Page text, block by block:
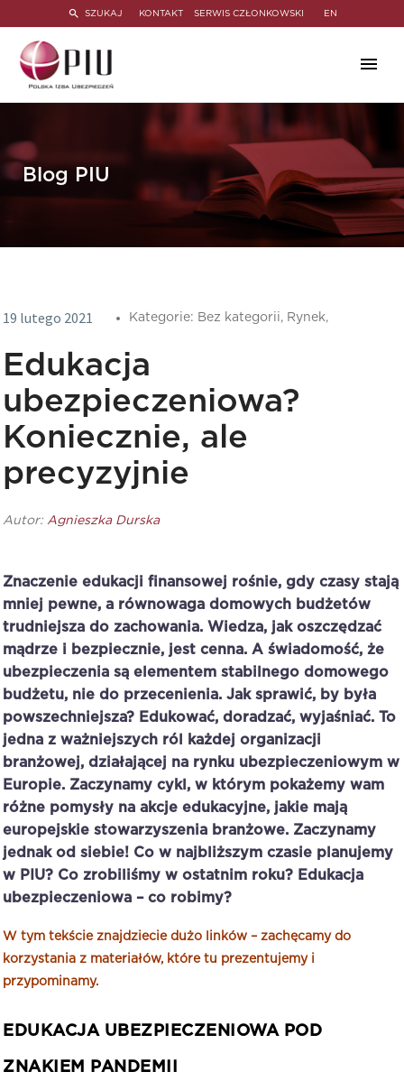
SZUKAJ KONTAKT SERWIS CZŁONKOWSKI EN
Blog PIU
19 lutego 2021 Kategorie: Bez kategorii, Rynek,
Edukacja
ubezpieczeniowa?
Koniecznie, ale
precyzyjnie
Autor: Agnieszka Durska
Znaczenie edukacji finansowej rośnie, gdy czasy stają
mniej pewne, a równowaga domowych budżetów
trudniejsza do zachowania. Wiedza, jak oszczędzać
mądrze i bezpiecznie, jest cenna. A świadomość, że
ubezpieczenia są elementem stabilnego domowego
budżetu, nie do przecenienia. Jak sprawić, by była
powszechniejsza? Edukować, doradzać, wyjaśniać. To
jedna z ważniejszych ról każdej organizacji
branżowej, działającej na rynku ubezpieczeniowym w
Europie. Zaczynamy cykl, w którym pokażemy wam
różne pomysły na akcje edukacyjne, jakie mają
europejskie stowarzyszenia branżowe. Zaczynamy
jednak od siebie! Co w najbliższym czasie planujemy
w PIU? Co zrobiliśmy w ostatnim roku? Edukacja
ubezpieczeniowa – co robimy?
W tym tekście znajdziecie dużo linków – zachęcamy do
korzystania z materiałów, które tu prezentujemy i
przypominamy.
EDUKACJA UBEZPIECZENIOWA POD
ZNAKIEM PANDEMII